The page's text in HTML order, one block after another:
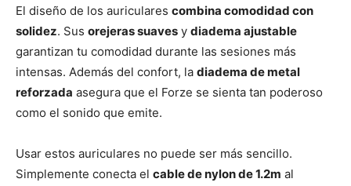
El diseño de los auriculares combina comodidad con
solidez. Sus orejeras suaves y diadema ajustable
garantizan tu comodidad durante las sesiones más
intensas. Además del confort, la diadema de metal
reforzada asegura que el Forze se sienta tan poderoso
como el sonido que emite.
Usar estos auriculares no puede ser más sencillo.
Simplemente conecta el cable de nylon de 1.2m al